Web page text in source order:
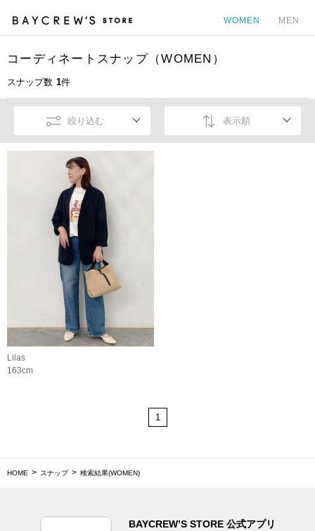
WOMEN MEN
コーディネートスナップ（WOMEN）
スナップ数 1件
絞り込む 表示順
Lilas
163cm
1
HOME スナップ 検索結果(WOMEN)
BAYCREW’S STORE 公式アプリ